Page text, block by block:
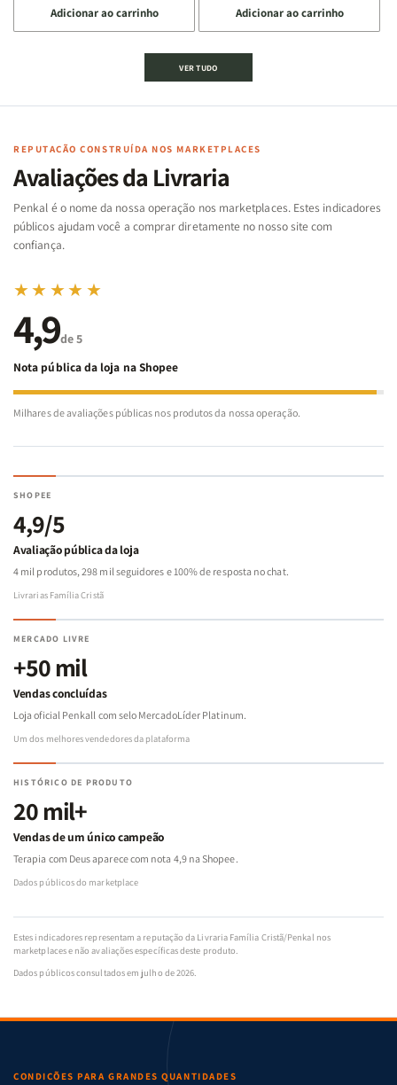
quantidade
de
Cartas
Famílias
Bíblia
-
Penkal
quantidade
de
Jogo
Cartas
Famílias
da
Bíblia
-
Penkal
Adicionar ao carrinho
quantidade
de
Jogo
|
de
quantidade
de
|
Adicionar ao carrinho
VER TUDO
REPUTAÇÃO CONSTRUÍDA NOS MARKETPLACES
Avaliações da Livraria
Penkal é o nome da nossa operação nos marketplaces. Estes indicadores
públicos ajudam você a comprar diretamente no nosso site com
confiança.
★★★★★
4,9de 5
Nota pública da loja na Shopee
Milhares de avaliações públicas nos produtos da nossa operação.
SHOPEE
4,9/5
Avaliação pública da loja
4 mil produtos, 298 mil seguidores e 100% de resposta no chat.
Livrarias Família Cristã
MERCADO LIVRE
+50 mil
Vendas concluídas
Loja oficial Penkall com selo MercadoLíder Platinum.
Um dos melhores vendedores da plataforma
HISTÓRICO DE PRODUTO
20 mil+
Vendas de um único campeão
Terapia com Deus aparece com nota 4,9 na Shopee.
Dados públicos do marketplace
Estes indicadores representam a reputação da Livraria Família Cristã/Penkal nos
marketplaces e não avaliações específicas deste produto.
Dados públicos consultados em julho de 2026.
CONDIÇÕES PARA GRANDES QUANTIDADES